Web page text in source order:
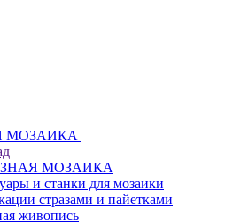
МОЗАИКА
МОЗАИКА
и станки для мозаики
стразами и пайетками
живопись